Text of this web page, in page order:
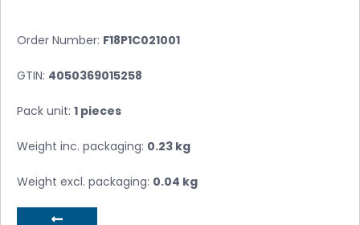
Order Number: F18P1C021001
GTIN: 4050369015258
Pack unit: 1 pieces
Weight inc. packaging: 0.23 kg
Weight excl. packaging: 0.04 kg